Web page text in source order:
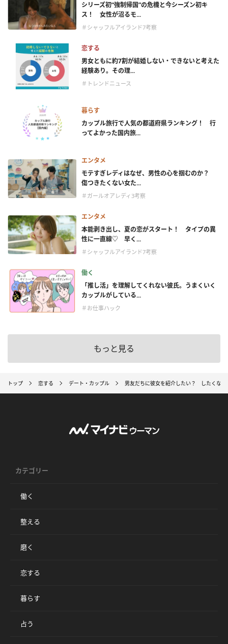
シリーズ初“強制帰国”の危機と今シーズン初キ
ス！ 女性が沼るモ...
＃シャッフルアイランド7考察
恋する
男女ともに約7割が結婚しない・できないと考えた
経験あり。その理...
＃トレンドニュース
暮らす
カップル旅行で人気の都道府県ランキング！ 行
ってよかった国内旅...
エンタメ
モテすぎレディはなぜ、男性の心を掴むのか？
傷つきたくない女た...
＃ガールオアレディ3考察
エンタメ
本能剥き出し、夏の恋がスタート！ タイプの異
性に一直線♡ 早く...
＃シャッフルアイランド7考察
働く
「推し活」を理解してくれない彼氏。うまくいく
カップルがしている...
＃お仕事ハック
もっと見る
トップ 恋する デート・カップル 男友だちに彼女を紹介したい？ したくな
カテゴリー
働く
整える
磨く
恋する
暮らす
占う